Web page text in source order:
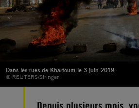
Dans les rues de Khartoum le 3 juin 2019
© REUTERS/Stringer